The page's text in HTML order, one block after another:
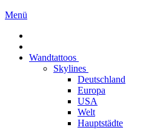
Menü
Wandtattoos
Skylines
Deutschland
Europa
USA
Welt
Hauptstädte